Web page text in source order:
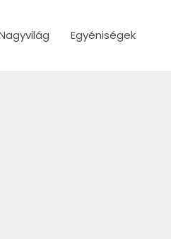
Egyéniségek